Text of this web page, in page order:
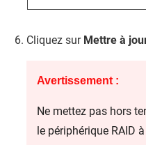
Cliquez sur Mettre à
Avertissement :
Ne mettez pas hors
le périphérique RAID